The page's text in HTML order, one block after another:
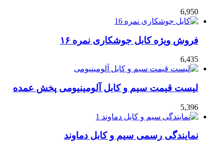
6,950
فروش ویژه کابل جوشکاری نمره ۱۶
6,435
لیست قیمت سیم و کابل آلومینیومی پخش عمده
5,396
نمایندگی رسمی سیم و کابل دماوند